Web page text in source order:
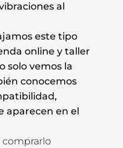
al
este tipo
online y taller
solo vemos la
conocemos
aparecen en el